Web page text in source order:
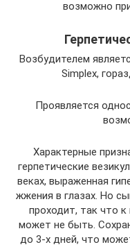
возможно
Возбудителем
Simplex,
Проявляется
Характерные
герпетические
веках, выраженная
жжения в глазах. Но
проходит, так что
может не быть.
до 3-х дней, что